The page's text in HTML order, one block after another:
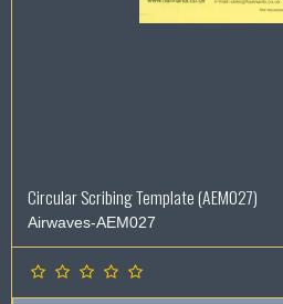
Circular Scribing Template (AEM027)
Airwaves-AEM027